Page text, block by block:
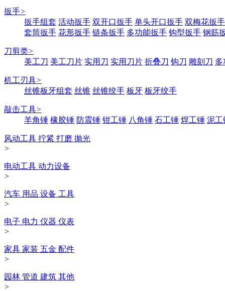
扳手>
扳手组套 活动扳手 双开口扳手 单头开口扳手 双梅花扳手
套筒扳手 花形扳手 链条扳手 多功能扳手 钩型扳手 钢筋
刀剪类>
美工刀 美工刀片 实用刀 实用刀片 折叠刀 钩刀 雕刻刀 多
机工刃具>
丝锥板牙组套 丝锥 丝锥绞手 板牙 板牙绞手
敲击工具>
羊角锤 橡胶锤 防震锤 钳工锤 八角锤 石工锤 焊工锤 泥工
风动工具 拧紧 打磨 抛光
>
电动工具 动力设备
>
汽车 用品 设备 工具
>
电子 电力 仪器 仪表
>
家具 家装 五金 配件
>
园林 管道 建筑 其他
>